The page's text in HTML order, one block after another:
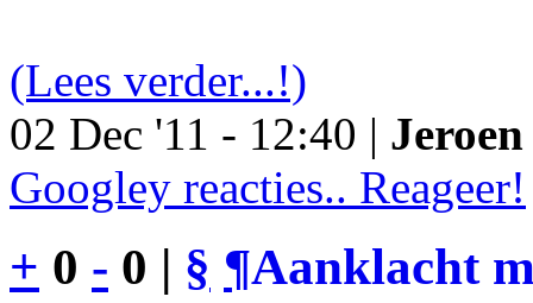
(Lees verder...!)
02 Dec '11 - 12:40 |
Googley reacties.. Reageer!
+ 0 - 0 | § ¶Aanklacht